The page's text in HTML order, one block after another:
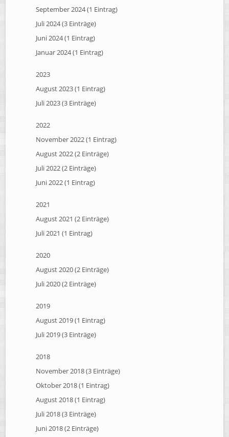
September 2024 (1 Eintrag)
Juli 2024 (3 Einträge)
Juni 2024 (1 Eintrag)
Januar 2024 (1 Eintrag)
2023
August 2023 (1 Eintrag)
Juli 2023 (3 Einträge)
2022
November 2022 (1 Eintrag)
August 2022 (2 Einträge)
Juli 2022 (2 Einträge)
Juni 2022 (1 Eintrag)
2021
August 2021 (2 Einträge)
Juli 2021 (1 Eintrag)
2020
August 2020 (2 Einträge)
Juli 2020 (2 Einträge)
2019
August 2019 (1 Eintrag)
Juli 2019 (3 Einträge)
2018
November 2018 (3 Einträge)
Oktober 2018 (1 Eintrag)
August 2018 (1 Eintrag)
Juli 2018 (3 Einträge)
Juni 2018 (2 Einträge)